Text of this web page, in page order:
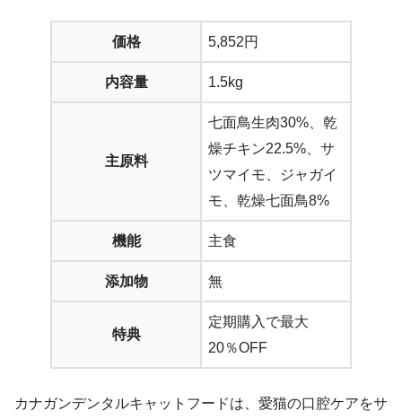
価格 5,852円
内容量 1.5kg
主原料
七面鳥生肉30%、乾
燥チキン22.5%、サ
ツマイモ、ジャガイ
モ、乾燥七面鳥8%
機能 主食
添加物 無
特典
定期購入で最大
20％OFF
カナガンデンタルキャットフードは、愛猫の口腔ケアをサ